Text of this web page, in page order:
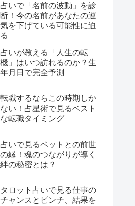
占いで「名前の波動」を診
断！今の名前があなたの運
気を下げている可能性に迫
る
占いが教える「人生の転
機」はいつ訪れるのか？生
年月日で完全予測
転職するならこの時期しか
ない！占星術で見るベスト
な転職タイミング
占いで見るペットとの前世
の縁！魂のつながりが導く
絆の秘密とは？
タロット占いで見る仕事の
チャンスとピンチ、結果を